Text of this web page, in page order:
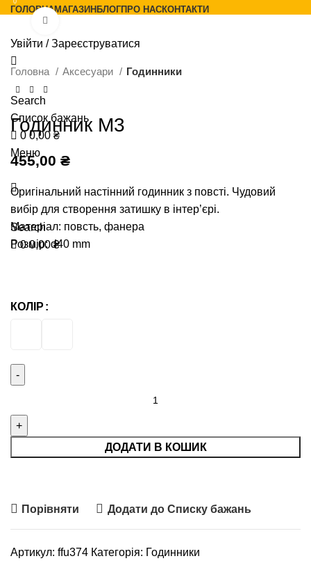
ГОЛОВНАМАГАЗИН БЛОГПРО НАСКОНТАКТИ
Увійти / Зареєструватися
Search
Список бажань
00,00 ₴
Меню
Search
00,00₴
Головна Аксесуари Годинники
Годинник М3
455,00 ₴
Оригінальний настінний годинник з повсті. Чудовий
вибір для створення затишку в інтер’єрі.
Матеріал: повсть, фанера
Розмір: d40 mm
КОЛІР
ДОДАТИ В КОШИК
Порівняти Додати до Списку бажань
Артикул: ffu374 Категорія: Годинники
0